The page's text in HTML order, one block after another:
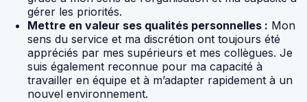
gérer les priorités.
Mettre en valeur ses qualités personnelles : Mon
sens du service et ma discrétion ont toujours été
appréciés par mes supérieurs et mes collègues. Je
suis également reconnue pour ma capacité à
travailler en équipe et à m’adapter rapidement à un
nouvel environnement.